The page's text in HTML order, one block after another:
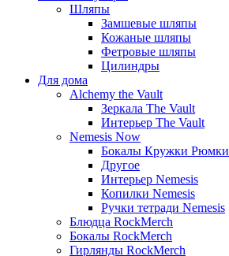
Шляпы
Замшевые шляпы
Кожаные шляпы
Фетровые шляпы
Цилиндры
Для дома
Alchemy the Vault
Зеркала The Vault
Интерьер The Vault
Nemesis Now
Бокалы Кружки Рюмки
Другое
Интерьер Nemesis
Копилки Nemesis
Ручки тетради Nemesis
Блюдца RockMerch
Бокалы RockMerch
Гирлянды RockMerch